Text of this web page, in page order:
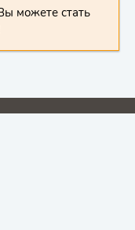
можете стать